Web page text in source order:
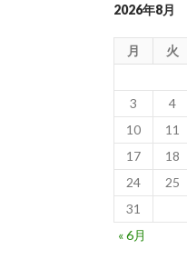
2026年8月
月 火
3
4
10
11
17
18
24
25
31
« 6月